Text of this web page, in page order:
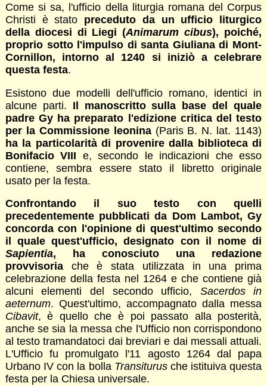
Come si sa, l'ufficio della liturgia romana del Corpus
Christi è stato preceduto da un ufficio liturgico
della diocesi di Liegi (Animarum cibus), poiché,
proprio sotto l'impulso di santa Giuliana di Mont-
Cornillon, intorno al 1240 si iniziò a celebrare
questa festa.
Esistono due modelli dell'ufficio romano, identici in
alcune parti. Il manoscritto sulla base del quale
padre Gy ha preparato l'edizione critica del testo
per la Commissione leonina(Paris B. N. lat. 1143)
ha la particolarità di provenire dalla biblioteca di
Bonifacio VIII e, secondo le indicazioni che esso
contiene, sembra essere stato il libretto originale
usato per la festa.
Confrontando il suo testo con quelli
precedentemente pubblicati da Dom Lambot, Gy
concorda con l'opinione di quest'ultimo secondo
il quale quest'ufficio, designato con il nome di
Sapientia, ha conosciuto una redazione
provvisoriache è stata utilizzata in una prima
celebrazione della festa nel 1264 e che contiene già
alcuni elementi del secondo ufficio, Sacerdos in
aeternum. Quest'ultimo, accompagnato dalla messa
Cibavit, è quello che è poi passato alla posterità,
anche se sia la messa che l'Ufficio non corrispondono
al testo tramandatoci dai breviari e dai messali attuali.
L'Ufficio fu promulgato l'11 agosto 1264 dal papa
Urbano IV con la bolla Transiturusche istituiva questa
festa per la Chiesa universale.